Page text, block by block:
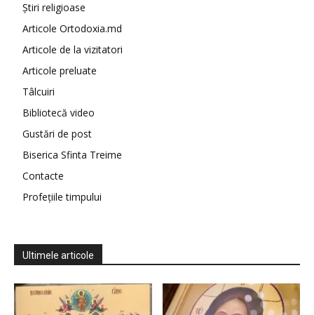
Știri religioase
Articole Ortodoxia.md
Articole de la vizitatori
Articole preluate
Tâlcuiri
Bibliotecă video
Gustări de post
Biserica Sfinta Treime
Contacte
Profețiile timpului
Ultimele articole